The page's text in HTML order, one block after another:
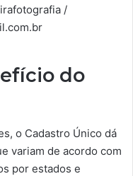
/
do
o Cadastro Único dá
variam de acordo com
por estados e